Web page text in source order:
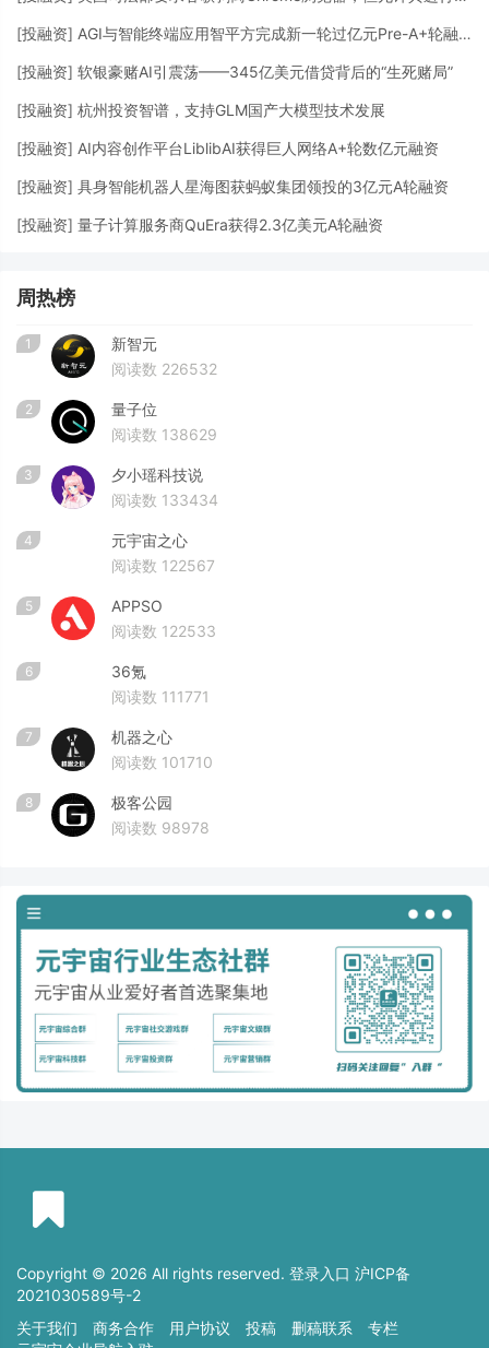
[投融资] AGI与智能终端应用智平方完成新一轮过亿元Pre-A+轮融资
[投融资] 软银豪赌AI引震荡——345亿美元借贷背后的“生死赌局”
[投融资] 杭州投资智谱，支持GLM国产大模型技术发展
[投融资] AI内容创作平台LiblibAI获得巨人网络A+轮数亿元融资
[投融资] 具身智能机器人星海图获蚂蚁集团领投的3亿元A轮融资
[投融资] 量子计算服务商QuEra获得2.3亿美元A轮融资
周热榜
1
新智元
阅读数 226532
2
量子位
阅读数 138629
3
夕小瑶科技说
阅读数 133434
4
元宇宙之心
阅读数 122567
5
APPSO
阅读数 122533
6
36氪
阅读数 111771
7
机器之心
阅读数 101710
8
极客公园
阅读数 98978
Copyright © 2026 All rights reserved. 登录入口 沪ICP备
2021030589号-2
关于我们
商务合作 用户协议 投稿 删稿联系
专栏